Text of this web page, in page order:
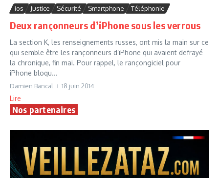
ios Justice Sécurité Smartphone Téléphonie
Deux rançonneurs d’iPhone sous les verrous
La section K, les renseignements russes, ont mis la main sur ce
qui semble être les rançonneurs d’iPhone qui avaient defrayé
la chronique, fin mai. Pour rappel, le rançongiciel pour
iPhone bloqu...
Damien Bancal 18 juin 2014
Lire
Nos partenaires